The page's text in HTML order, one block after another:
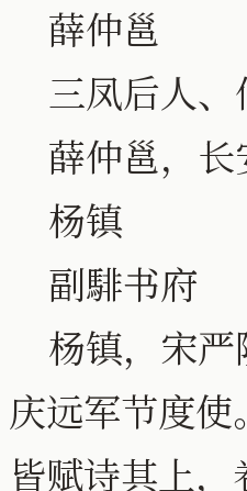
薛仲邕
三凤后人、
薛仲邕，长
杨镇
副騑书府
杨镇，宋严
庆远军节度
皆赋诗其上